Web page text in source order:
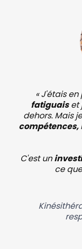
« J'étais
fatiguaiset
dehors. Mais
compétences,
C'est un
ce